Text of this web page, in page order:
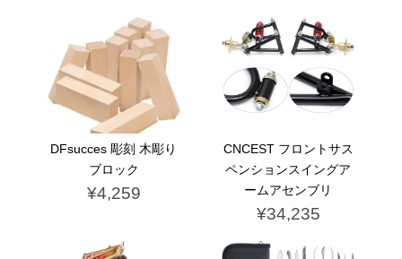
DFsucces 彫刻 木彫り
ブロック
¥4,259
CNCEST フロントサス
ペンションスイングア
ームアセンブリ
¥34,235